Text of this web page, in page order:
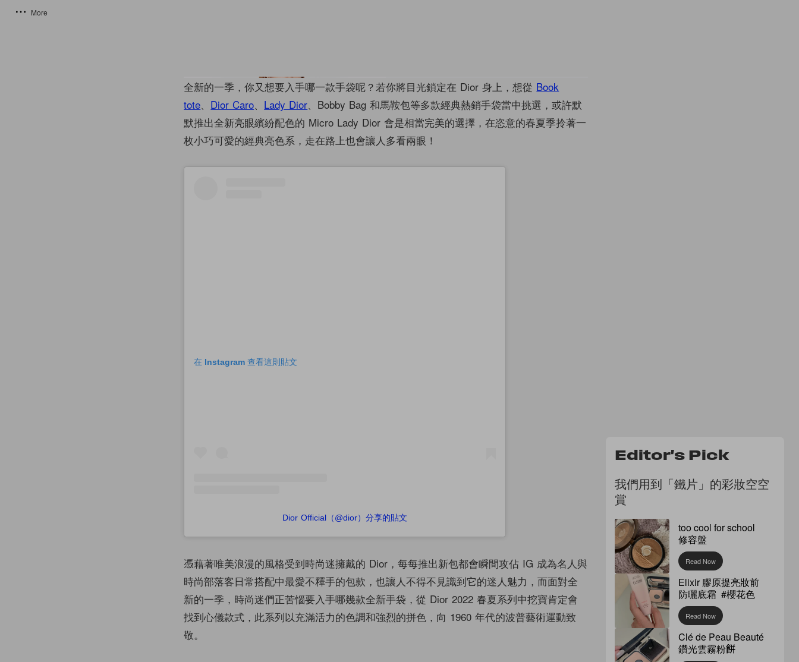
More
全新的一季，你又想要入手哪一款手袋呢？若你將目光鎖定在 Dior 身上，想從 Book
tote、 Dior Caro、 Lady Dior、Bobby Bag 和馬鞍包等多款經典熱銷手袋當中挑選，或許默
默推出全新亮眼繽紛配色的 Micro Lady Dior 會是相當完美的選擇，在恣意的春夏季拎著一
枚小巧可愛的經典亮色系，走在路上也會讓人多看兩眼！
在 Instagram 查看這則貼文
Dior Official（@dior）分享的貼文
憑藉著唯美浪漫的風格受到時尚迷擁戴的 Dior，每每推出新包都會瞬間攻佔 IG 成為名人與
時尚部落客日常搭配中最愛不釋手的包款，也讓人不得不見識到它的迷人魅力，而面對全
新的一季，時尚迷們正苦惱要入手哪幾款全新手袋，從 Dior 2022 春夏系列中挖寶肯定會
找到心儀款式，此系列以充滿活力的色調和強烈的拼色，向 1960 年代的波普藝術運動致
敬。
Editor's Pick
我們用到「鐵片」的彩妝空空
賞
too cool for school
修容盤
Read Now
Elixir 膠原提亮妝前
防曬底霜 #櫻花色
Read Now
Clé de Peau Beauté
鑽光雲霧粉餅